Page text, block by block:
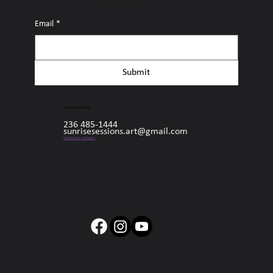
Email *
Submit
236 485-1444
sunrisesessions.art@gmail.com
Collaborate + Connect